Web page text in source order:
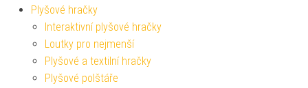
Plyšové hračky
Interaktivní plyšové hračky
Loutky pro nejmenší
Plyšové a textilní hračky
Plyšové polštáře